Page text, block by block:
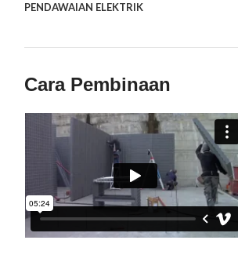
PENDAWAIAN ELEKTRIK
Cara Pembinaan